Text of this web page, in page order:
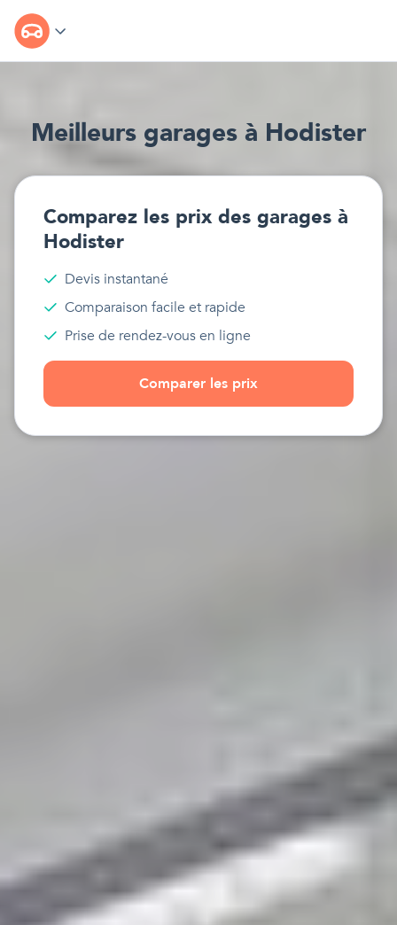
Meilleurs garages à Hodister
Comparez les prix des garages à
Hodister
Devis instantané
Comparaison facile et rapide
Prise de rendez-vous en ligne
Comparer les prix